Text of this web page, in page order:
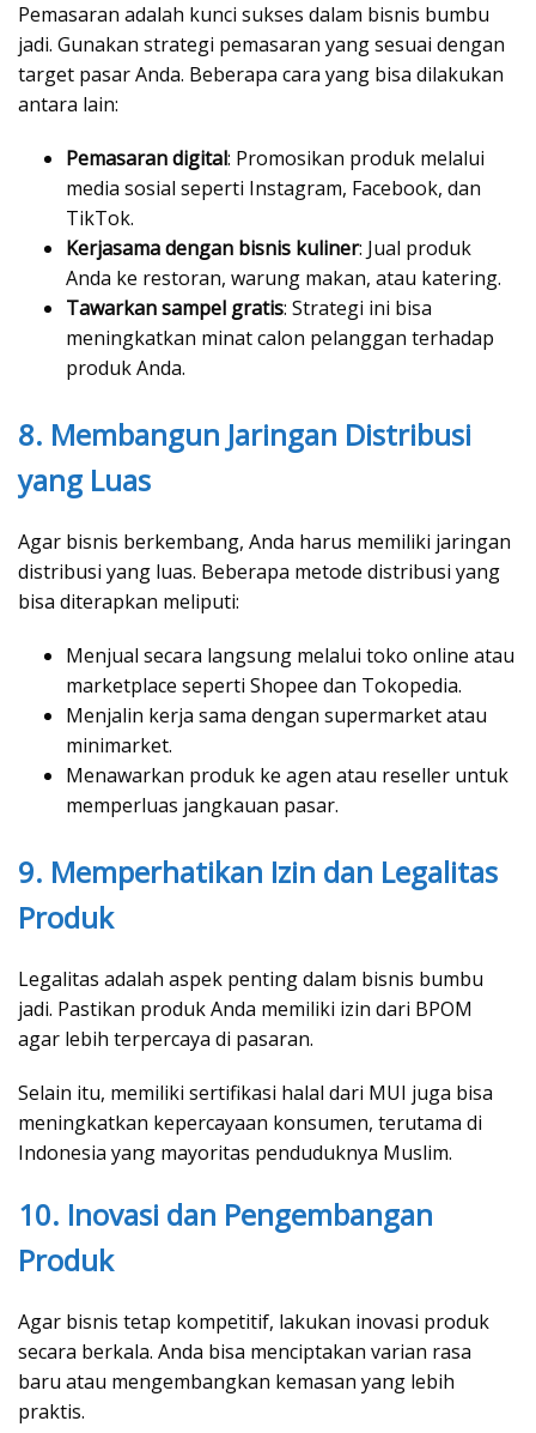
Pemasaran adalah kunci sukses dalam bisnis bumbu
jadi. Gunakan strategi pemasaran yang sesuai dengan
target pasar Anda. Beberapa cara yang bisa dilakukan
antara lain:
Pemasaran digital: Promosikan produk melalui
media sosial seperti Instagram, Facebook, dan
TikTok.
Kerjasama dengan bisnis kuliner: Jual produk
Anda ke restoran, warung makan, atau katering.
Tawarkan sampel gratis: Strategi ini bisa
meningkatkan minat calon pelanggan terhadap
produk Anda.
8. Membangun Jaringan Distribusi
yang Luas
Agar bisnis berkembang, Anda harus memiliki jaringan
distribusi yang luas. Beberapa metode distribusi yang
bisa diterapkan meliputi:
Menjual secara langsung melalui toko online atau
marketplace seperti Shopee dan Tokopedia.
Menjalin kerja sama dengan supermarket atau
minimarket.
Menawarkan produk ke agen atau reseller untuk
memperluas jangkauan pasar.
9. Memperhatikan Izin dan Legalitas
Produk
Legalitas adalah aspek penting dalam bisnis bumbu
jadi. Pastikan produk Anda memiliki izin dari BPOM
agar lebih terpercaya di pasaran.
Selain itu, memiliki sertifikasi halal dari MUI juga bisa
meningkatkan kepercayaan konsumen, terutama di
Indonesia yang mayoritas penduduknya Muslim.
10. Inovasi dan Pengembangan
Produk
Agar bisnis tetap kompetitif, lakukan inovasi produk
secara berkala. Anda bisa menciptakan varian rasa
baru atau mengembangkan kemasan yang lebih
praktis.